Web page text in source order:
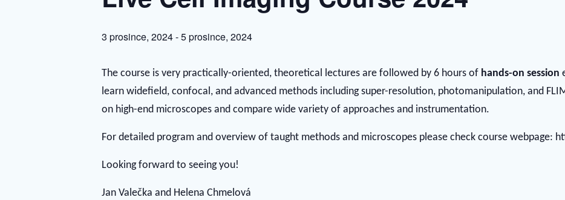
3 prosince, 2024-5 prosince, 2024
The course is very practically-oriented, theoretical lectures are followed by 6 hours of hands-on session
learn widefield, confocal, and advanced methods including super-resolution, photomanipulation, and
on high-end microscopes and compare wide variety of approaches and instrumentation.
For detailed program and overview of taught methods and microscopes please check course webpage:
Looking forward to seeing you!
Jan Valečka and Helena Chmelová